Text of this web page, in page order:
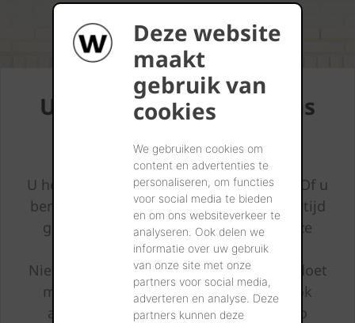
Deze website
maakt
gebruik van
cookies
We gebruiken cookies om
content en advertenties te
personaliseren, om functies
voor social media te bieden
en om ons websiteverkeer te
analyseren. Ook delen we
informatie over uw gebruik
van onze site met onze
partners voor social media,
adverteren en analyse. Deze
partners kunnen deze
Uw bouwproject met ons
U hebt recent gebouwd of gerenoveerd. Of u
bent nog volop bezig? Sowieso zijn wij altijd
geïnteresseerd in de projecten van onze
klanten.
Niet enkel zijn we benieuwd naar wat u doet
met onze producten, maar we leren ook
altijd bij dankzij uw bouwprojecten. Zo